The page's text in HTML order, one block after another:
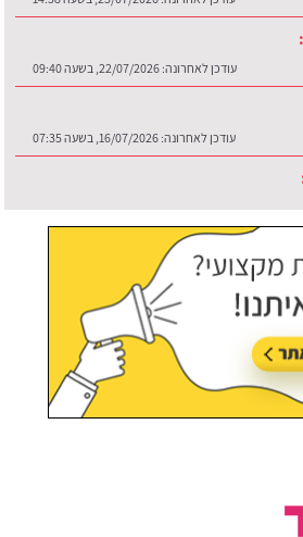
עודכן לאחרונה:
עודכן לאחרונה: